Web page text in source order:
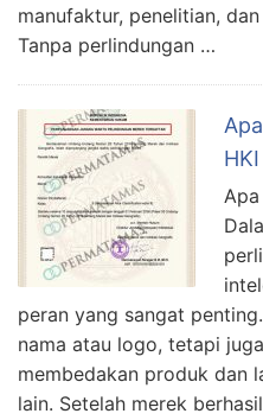
manufaktur, penelitian,
Tanpa perlindungan …
HKI
peran yang sangat
nama atau logo, tetapi
membedakan produk dan
lain. Setelah merek